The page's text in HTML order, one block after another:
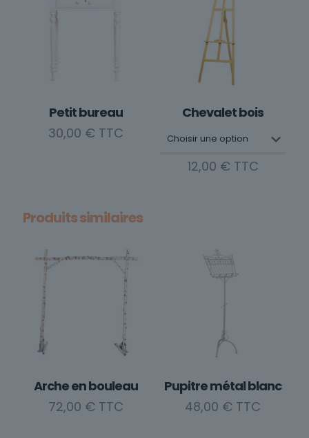
plusieurs
variations.
Les
options
peuvent
choisies
la
page
du
Petit bureau
30,00 €
Chevalet bois
12,00 €
variations.
Les
peuvent
choisies
sur
page
du
Produits similaires
Arche en bouleau
72,00 €
Pupitre métal blanc
48,00 €